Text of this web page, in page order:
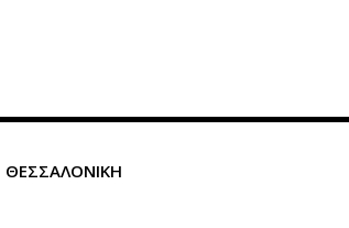
ΘΕΣΣΑΛΟΝΙΚΗ